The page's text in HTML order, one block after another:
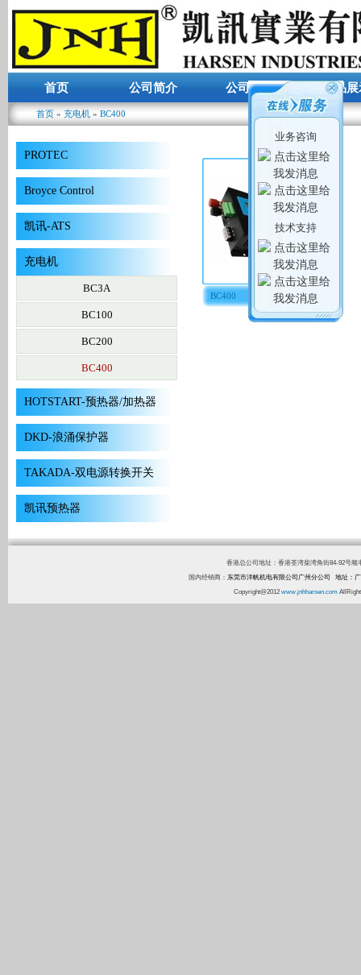
首页 公司简介 公司动态 产品
你在这里
首页 » 充电机 » BC400
PROTEC
Broyce Control
凯讯-ATS
充电机
BC3A
BC100
BC200
BC400
HOTSTART-预热器/加热器
DKD-浪涌保护器
TAKADA-双电源转换开关
凯讯预热器
BC400
香港总公司地址：香港荃湾柴湾角街84-92号
国内经销商： 东莞市洋帆机电有限公司广州分公司 地址：
Copyright@2012 www.jnhharsen.com
业务咨询
技术支持